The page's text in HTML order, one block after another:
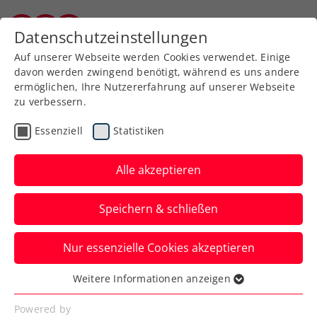
Zurück zur Newsübersicht
Turniere
Generali Open Kitzbühel:
Misolic im Achtelfinale
gestoppt
Die Hoffnung auf einen Heimsieg beim
ATP-Turnier in Tirol erfüllt sich im Einzel
nicht, lebt aber im Doppel noch.
Verfasst von: Presseaussendung / Redaktion, 23.07.2025
Datenschutzeinstellungen
Auf unserer Webseite werden Cookies verwendet. Einige
davon werden zwingend benötigt, während es uns andere
ermöglichen, Ihre Nutzererfahrung auf unserer Webseite
zu verbessern.
Essenziell Statistiken
Alle akzeptieren
Speichern & schließen
Nur essenzielle Cookies akzeptieren
Essenziell
Essenzielle Cookies werden für grundlegende
Weitere Informationen anzeigen
Powered by